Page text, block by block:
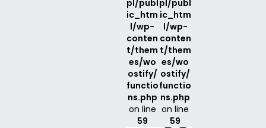
pl/publ
ic_htm
l/wp-
conten
t/them
es/wo
ostify/
functio
ns.php
on line
59
pl/publ
ic_htm
l/wp-
conten
t/them
es/wo
ostify/
functio
ns.php
on line
59